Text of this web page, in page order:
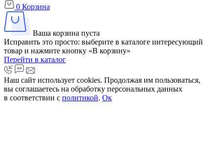
0 Корзина
Ваша корзина пуста
Исправить это просто: выберите в каталоге интересующий
товар и нажмите кнопку «В корзину»
Перейти в каталог
Наш сайт использует cookies. Продолжая им пользоваться,
вы соглашаетесь на обработку персональных данных
в соответствии с политикой. Ок